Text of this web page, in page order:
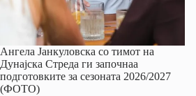
Ангела Јанкуловска со тимот на
Дунајска Стреда ги започнаа
подготовките за сезоната 2026/2027
(ФОТО)